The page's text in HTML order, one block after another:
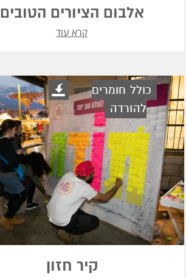
אלבום הציורים הטובים
קרא עוד
כולל חומרים
להורדה
קיר חזון